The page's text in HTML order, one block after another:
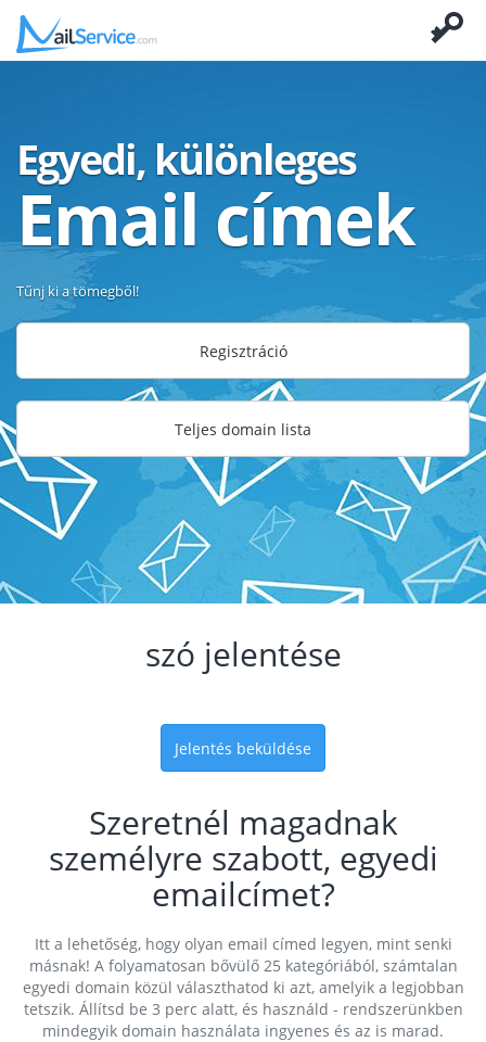
Egyedi, különleges
Email címek
Tűnj ki a tömegből!
Regisztráció
Teljes domain lista
szó jelentése
Jelentés beküldése
Szeretnél magadnak
személyre szabott, egyedi
emailcímet?
Itt a lehetőség, hogy olyan email címed legyen, mint senki
másnak! A folyamatosan bővülő 25 kategóriából, számtalan
egyedi domain közül választhatod ki azt, amelyik a legjobban
tetszik. Állítsd be 3 perc alatt, és használd - rendszerünkben
mindegyik domain használata ingyenes és az is marad.